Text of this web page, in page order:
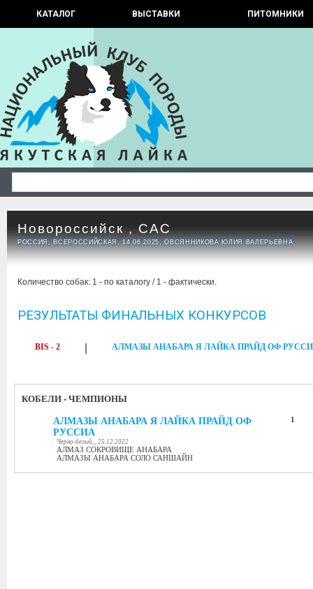
КАТАЛОГ ВЫСТАВКИ ПИТОМНИКИ
Новороссийск , САС
РОССИЯ, ВСЕРОССИЙСКАЯ, 14.06.2025, ОВСЯННИКОВА ЮЛИЯ ВАЛЕРЬЕВНА
Количество собак: 1 - по каталогу / 1 - фактически.
РЕЗУЛЬТАТЫ ФИНАЛЬНЫХ КОНКУРСОВ
BIS - 2 АЛМАЗЫ АНАБАРА Я ЛАЙКА ПРАЙД ОФ
КОБЕЛИ - ЧЕМПИОНЫ
АЛМАЗЫ АНАБАРА Я ЛАЙКА ПРАЙД ОФ
РУССИА
Черно-белый, , 25.12.2022
АЛМАЗ СОКРОВИЩЕ АНАБАРА
АЛМАЗЫ АНАБАРА СОЛО САНШАЙН
1